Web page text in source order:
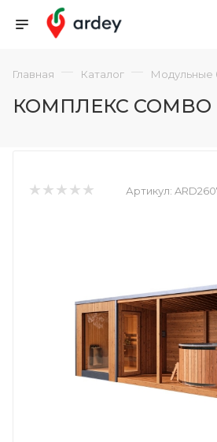
Главная — Каталог — Модульные
КОМПЛЕКС COMBO
Артикул: